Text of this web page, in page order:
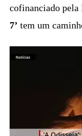
cofinanciado pela
7’ tem um